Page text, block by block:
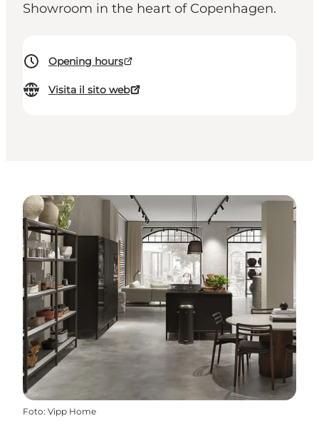
Showroom in the heart of Copenhagen.
Opening hours
Visita il sito web
Foto: Vipp Home